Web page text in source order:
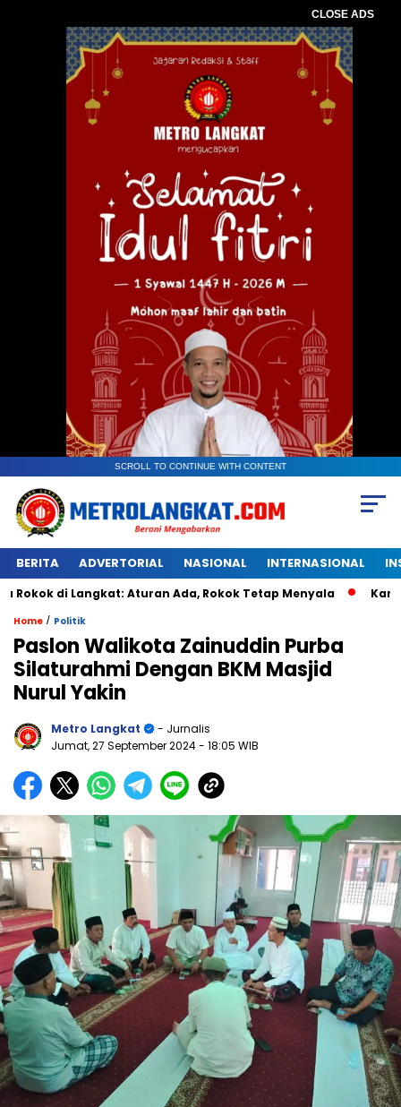
CLOSE ADS
SCROLL TO CONTINUE WITH CONTENT
BERITA ADVERTORIAL NASIONAL INTERNASIONAL
Langkat: Aturan Ada, Rokok Tetap Menyala Kantongan
Home / Politik
Paslon Walikota Zainuddin Purba
Silaturahmi Dengan BKM Masjid
Nurul Yakin
Metro Langkat
- Jurnalis
Jumat, 27 September 2024- 18:05 WIB